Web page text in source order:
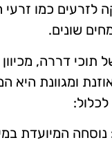
כמו זרעי
שונים.
תוכי דררה,
ומגוונת היא
נוסחה המיועדת